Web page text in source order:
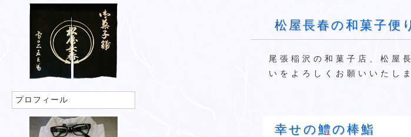
プロフィール
松屋長春の和菓子便
尾張稲沢の和菓子店、松屋
いをよろしくお願いいたし
幸せの鱧の棒鮨